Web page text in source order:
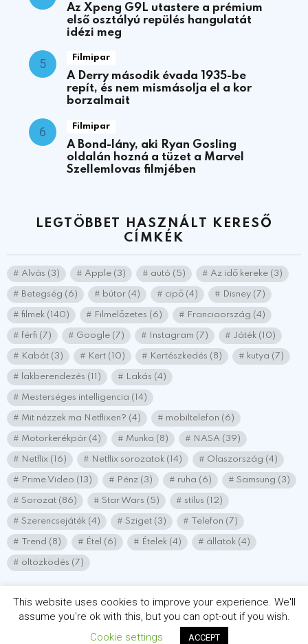
Az Xpeng G9L utastere a prémium
első osztályú repülés hangulatát
idézi meg
Filmipar
A Derry második évada 1935-be
repít, és nem mismásolja el a kor
borzalmait
Filmipar
A Bond-lány, aki Ryan Gosling
oldalán hozná a tüzet a Marvel
Szellemlovas filmjében
LEGTÖBBET HASZNÁLT KERESŐ
CÍMKÉK
Alvás (3) Apple (3) autó (5) Az idő kereke (3)
Betegség (6) bútor (4) cipő (4) Disney (7)
filmek (140) Filmelőzetes (6) Franciaország (4)
férfi (7) Google (7) Instagram (7) Játék (10)
Kabát (3) Kert (10) Kertészkedés (8) kutya (7)
lakberendezés (11) Lakás (4)
Mesterséges intelligencia (14)
Mit nézzek ma Netflixen? (4) mobiltelefon (6)
Motorkerékpár (4) Munka (8) NASA (39)
Netflix (16) Netflix sorozatok (14) Olaszország (4)
Prime Video (13) Pénz (3) ruha (6) Samsung (3)
Sorozat (86) Star Wars (5) stílus (12)
Szerencsejáték (4) Sziget (3) Telefon (7)
Trend (8) Étel (6) Ételek (4) állatok (4)
öltözködés (7)
© 2026 Minden jog fenntartva! chatlakozz.hu
This website uses cookies to improve your experience. We'll
assume you're ok with this, but you can opt-out if you wish.
Cookie settings
ACCEPT